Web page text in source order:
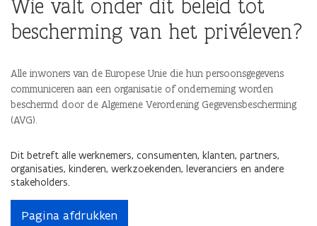
Wie valt onder dit beleid tot
bescherming van het privéleven?
Alle inwoners van de Europese Unie die hun persoonsgegevens
communiceren aan een organisatie of onderneming worden
beschermd door de Algemene Verordening Gegevensbescherming
(AVG).
Dit betreft alle werknemers, consumenten, klanten, partners,
organisaties, kinderen, werkzoekenden, leveranciers en andere
stakeholders.
Pagina afdrukken